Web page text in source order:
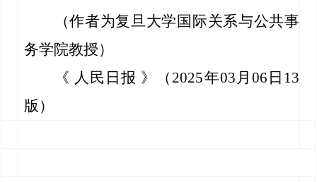
（作者为复旦大学国际关系与公共事
务学院教授）
《 人民日报 》（2025年03月06日13
版）